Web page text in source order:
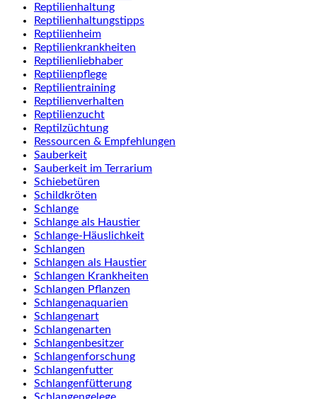
Reptilienhaltung
Reptilienhaltungstipps
Reptilienheim
Reptilienkrankheiten
Reptilienliebhaber
Reptilienpflege
Reptilientraining
Reptilienverhalten
Reptilienzucht
Reptilzüchtung
Ressourcen & Empfehlungen
Sauberkeit
Sauberkeit im Terrarium
Schiebetüren
Schildkröten
Schlange
Schlange als Haustier
Schlange-Häuslichkeit
Schlangen
Schlangen als Haustier
Schlangen Krankheiten
Schlangen Pflanzen
Schlangenaquarien
Schlangenart
Schlangenarten
Schlangenbesitzer
Schlangenforschung
Schlangenfutter
Schlangenfütterung